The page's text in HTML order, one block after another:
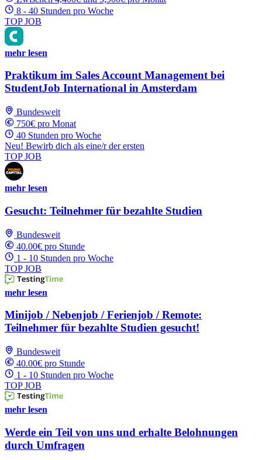
8 - 40 Stunden pro Woche
TOP JOB
mehr lesen
Praktikum im Sales Account Management bei
StudentJob International in Amsterdam
Bundesweit
750€ pro Monat
40 Stunden pro Woche
Neu! Bewirb dich als eine/r der ersten
TOP JOB
mehr lesen
Gesucht: Teilnehmer für bezahlte Studien
Bundesweit
40.00€ pro Stunde
1 - 10 Stunden pro Woche
TOP JOB
mehr lesen
Minijob / Nebenjob / Ferienjob / Remote:
Teilnehmer für bezahlte Studien gesucht!
Bundesweit
40.00€ pro Stunde
1 - 10 Stunden pro Woche
TOP JOB
mehr lesen
Werde ein Teil von uns und erhalte Belohnungen
durch Umfragen